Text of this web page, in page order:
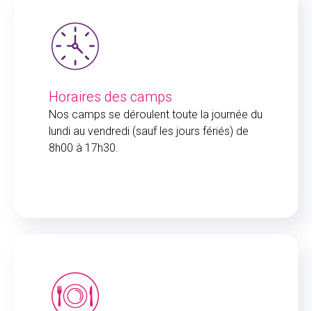
Horaires des camps
Nos camps se déroulent toute la journée du
lundi au vendredi (sauf les jours fériés) de
8h00 à 17h30.